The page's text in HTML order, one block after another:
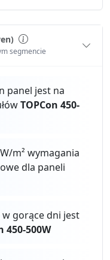
segmencie
panel jest na
TOPCon 450-
m² wymagania
dla paneli
w gorące dni jest
450-500W